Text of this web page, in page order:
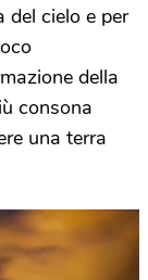
del cielo e per
della
consona
una terra